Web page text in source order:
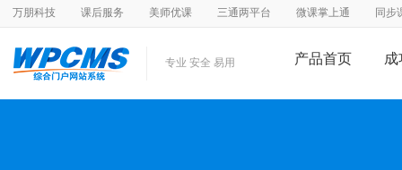
万朋科技 课后服务 美师优课 三通两平台 微课掌上通 同步
专业 安全 易用 产品首页